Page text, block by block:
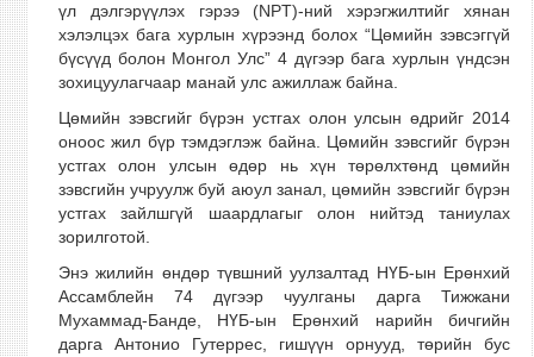
үл дэлгэрүүлэх гэрээ (NPT)-ний хэрэгжилтийг хянан
хэлэлцэх бага хурлын хүрээнд болох “Цөмийн зэвсэггүй
бүсүүд болон Монгол Улс” 4 дүгээр бага хурлын үндсэн
зохицуулагчаар манай улс ажиллаж байна.
Цөмийн зэвсгийг бүрэн устгах олон улсын өдрийг 2014
оноос жил бүр тэмдэглэж байна. Цөмийн зэвсгийг бүрэн
устгах олон улсын өдөр нь хүн төрөлхтөнд цөмийн
зэвсгийн учруулж буй аюул занал, цөмийн зэвсгийг бүрэн
устгах зайлшгүй шаардлагыг олон нийтэд таниулах
зорилготой.
Энэ жилийн өндөр түвшний уулзалтад НҮБ-ын Ерөнхий
Ассамблейн 74 дүгээр чуулганы дарга Тижжани
Мухаммад-Банде, НҮБ-ын Ерөнхий нарийн бичгийн
дарга Антонио Гутеррес, гишүүн орнууд, төрийн бус